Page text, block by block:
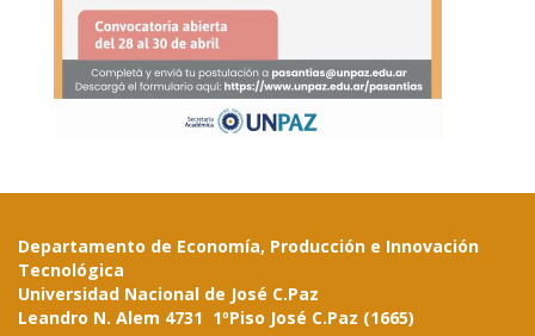
Departamento de Economía, Producción e Innovación
Tecnológica
Universidad Nacional de José C.Paz
Leandro N. Alem 4731 1ºPiso José C.Paz (1665)